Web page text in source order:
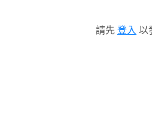
請先 登入 以